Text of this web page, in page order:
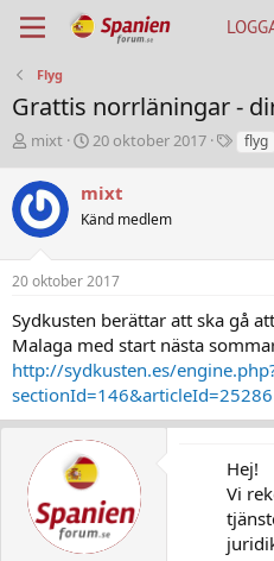
Flyg
Grattis norrläningar -
T
r
e
a
t
r
t
e
r
mixt
S
r
t
a
t
m
20 oktober 2017
T flyg
mixt
Känd medlem
20 oktober 2017
Sydkusten berättar att ska gå
Malaga med start nästa
http://sydkusten.es/
sectionId=146&articleId=25286
Hej!
Vi